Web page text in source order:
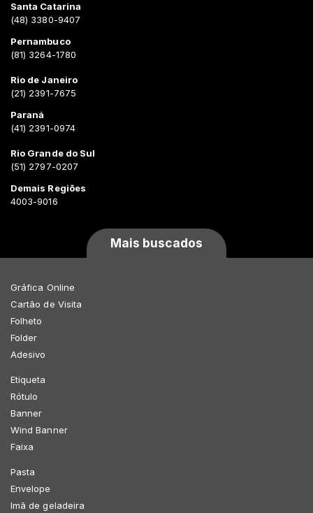
Santa Catarina
(48) 3380-9407
Pernambuco
(81) 3264-1780
Rio de Janeiro
(21) 2391-7675
Paraná
(41) 2391-0974
Rio Grande do Sul
(51) 2797-0207
Demais Regiões
4003-9016
Mais buscados
Gráfica Online
Cartão de Visita
Folheto
Folder
Adesivo
Etiqueta
Rótulo
Banner
Wind Banner
Faixa
Pasta
Envelope
Imã de geladeira